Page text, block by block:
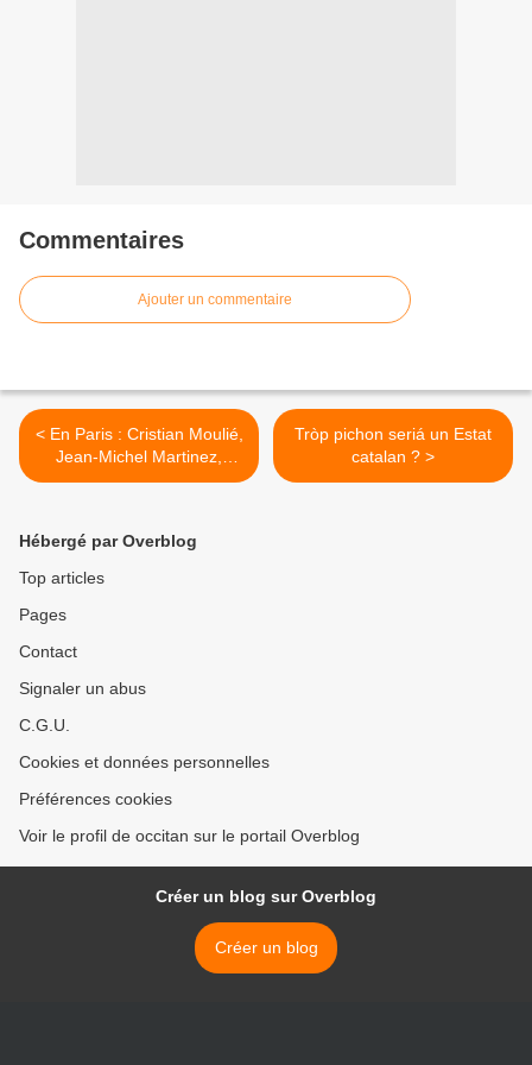
Commentaires
Ajouter un commentaire
< En Paris : Cristian Moulié,
Jean-Michel Martinez,
Didier Fornt-Torres sul tèma
Tròp pichon seriá un Estat
catalan ? >
Hébergé par Overblog
Top articles
Pages
Contact
Signaler un abus
C.G.U.
Cookies et données personnelles
Préférences cookies
Voir le profil de occitan sur le portail Overblog
Créer un blog sur Overblog
Créer un blog